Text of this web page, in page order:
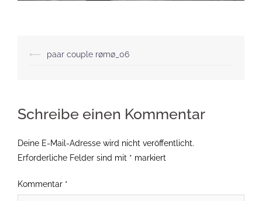
Beitragsnavigation
⟵ paar couple rømø_06
Schreibe einen Kommentar
Deine E-Mail-Adresse wird nicht veröffentlicht.
Erforderliche Felder sind mit * markiert
Kommentar *